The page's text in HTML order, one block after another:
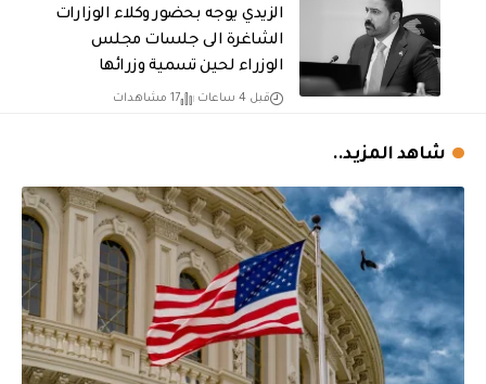
الزيدي يوجه بحضور وكلاء الوزارات
الشاغرة الى جلسات مجلس
الوزراء لحين تسمية وزرائها
قبل 4 ساعات 17 مشاهدات
شاهد المزيد..